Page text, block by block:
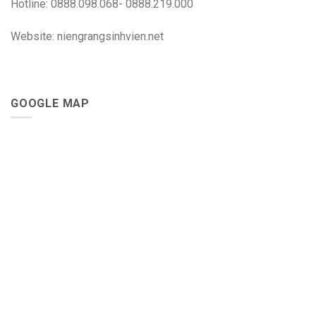
Hotline: 0888.098.068- 0888.219.000
Website: niengrangsinhvien.net
GOOGLE MAP